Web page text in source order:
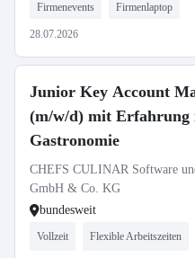
Firmenevents Firmenlaptop
28.07.2026
Junior Key Account
(m/w/d) mit Erfahrung
Gastronomie
CHEFS CULINAR Software
GmbH & Co. KG
bundesweit
Vollzeit Flexible Arbeitszeiten